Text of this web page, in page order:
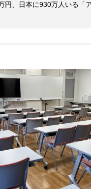
円、日本に930万人いる「